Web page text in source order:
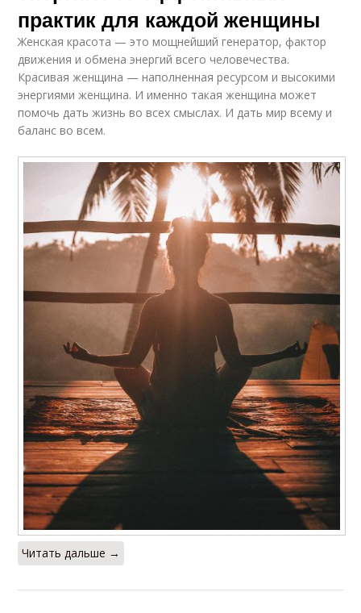
практик для каждой женщины
Женская красота — это мощнейший генератор, фактор
движения и обмена энергий всего человечества.
Красивая женщина — наполненная ресурсом и высокими
энергиями женщина. И именно такая женщина может
помочь дать жизнь во всех смыслах. И дать мир всему и
баланс во всем.
Читать дальше →